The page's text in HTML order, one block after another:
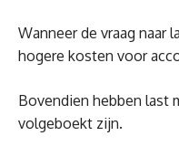
Wanneer de vraag
hogere kosten voor
Bovendien hebben last
volgeboekt zijn.